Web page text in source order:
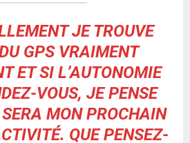
JE TROUVE
GPS VRAIMENT
ET SI L’AUTONOMIE
VOUS, JE PENSE
MON PROCHAIN
QUE PENSEZ-